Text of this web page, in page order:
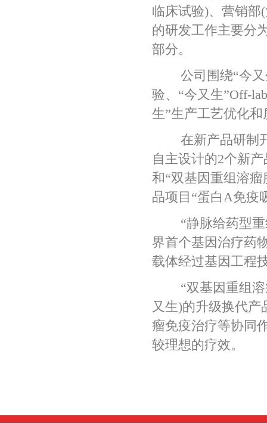
临床试验)、营销部
的研发工作主要分
部分。
公司围绕“今又
验、“今又生”Off-
生”生产工艺优化
在新产品研制开
自主设计的2个新
和“双基因重组溶
品项目“蛋白A免疫
“静脉给药型重组
界首个基因治疗药
载体经过基因工程
“双基因重组溶瘤
又生)的升级换代
瘤免疫治疗等协同
较理想的疗效。